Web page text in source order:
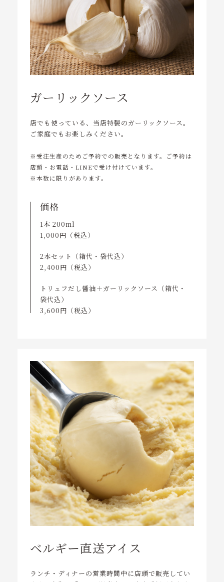
ガーリックソース
店でも使っている、当店特製のガーリックソース。
ご家庭でもお楽しみください。
※受注生産のためご予約での販売となります。ご予約は
店頭・お電話・LINEで受け付けています。
※本数に限りがあります。
価格
1本 200ml
1,000円（税込）
2本セット（箱代・袋代込）
2,400円（税込）
トリュフだし醤油＋ガーリックソース（箱代・
袋代込）
3,600円（税込）
ベルギー直送アイス
ランチ・ディナーの営業時間中に店頭で販売してい